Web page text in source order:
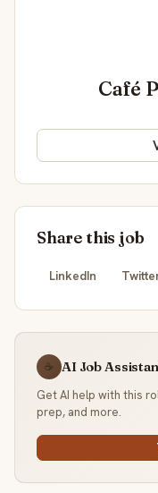
Café
Share this job
LinkedIn
☕ AI Job
Get AI help with this
prep, and more.